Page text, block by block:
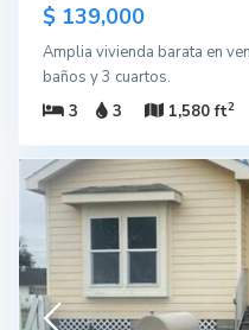
$ 139,000
Amplia vivienda barata en
baños y 3 cuartos.
3
3 1,580 ft2